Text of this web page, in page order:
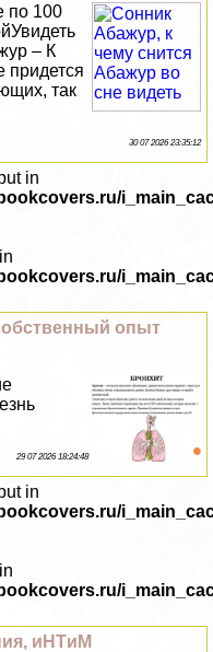
по 100
– К
придется
так
30 07 2026 23:35:12
in
опыт
29 07 2026 18:24:48
in
иHTиM